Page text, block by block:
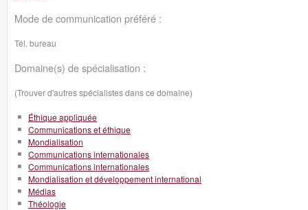
Mode de communication préféré :
Tél. bureau
Domaine(s) de spécialisation :
(Trouver d'autres spécialistes dans ce domaine)
Éthique appliquée
Communications et éthique
Mondialisation
Communications internationales
Communications internationales
Mondialisation et développement international
Médias
Théologie